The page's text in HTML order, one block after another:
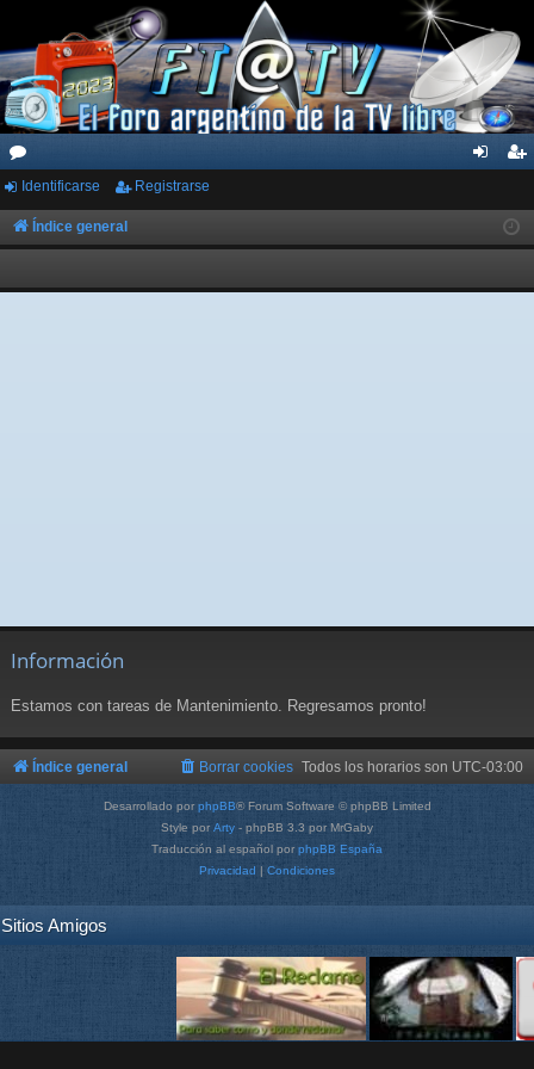
or
os
ar
ist
rs
Identificarse Registrarse
Índice general
Información
Estamos con tareas de Mantenimiento. Regresamos pronto!
Índice general Todos los horarios son UTC-03:00
Borrar cookies
Desarrollado por phpBB® Forum Software © phpBB Limited
Style por Arty - phpBB 3.3 por MrGaby
Traducción al español por phpBB España
Privacidad | Condiciones
Sitios Amigos